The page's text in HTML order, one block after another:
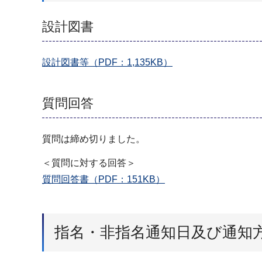
設計図書
設計図書等（PDF：1,135KB）
質問回答
質問は締め切りました。
＜質問に対する回答＞
質問回答書（PDF：151KB）
指名・非指名通知日及び通知